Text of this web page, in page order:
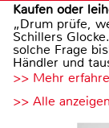
Kaufen oder
„Drum prüfe,
Schillers
solche Frage
Händler und
>> Mehr
>> Alle anzeigen